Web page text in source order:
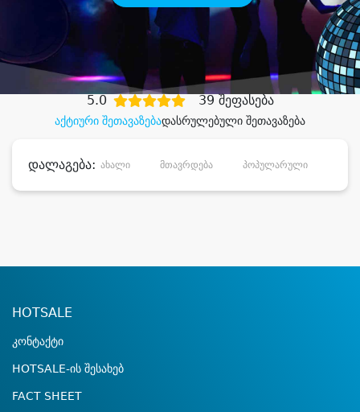
შეიძინე
სასურველი მომსახურება
დიდი დანაზოგით
აქტიური შეთავაზებადასრულებული შეთავაზება
5.0 39 შეფასება
დალაგება: ახალი მთავრდება პოპულარული
HOTSALE
კონტაქტი
HOTSALE-ის შესახებ
FACT SHEET